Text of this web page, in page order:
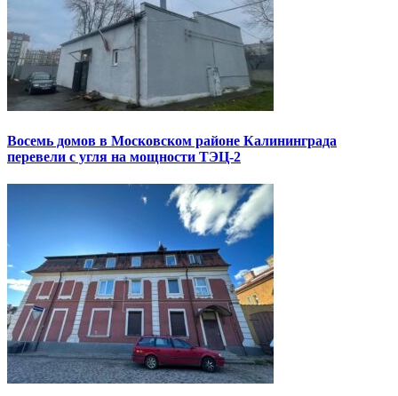
Восемь домов в Московском районе Калининграда
перевели с угля на мощности ТЭЦ-2